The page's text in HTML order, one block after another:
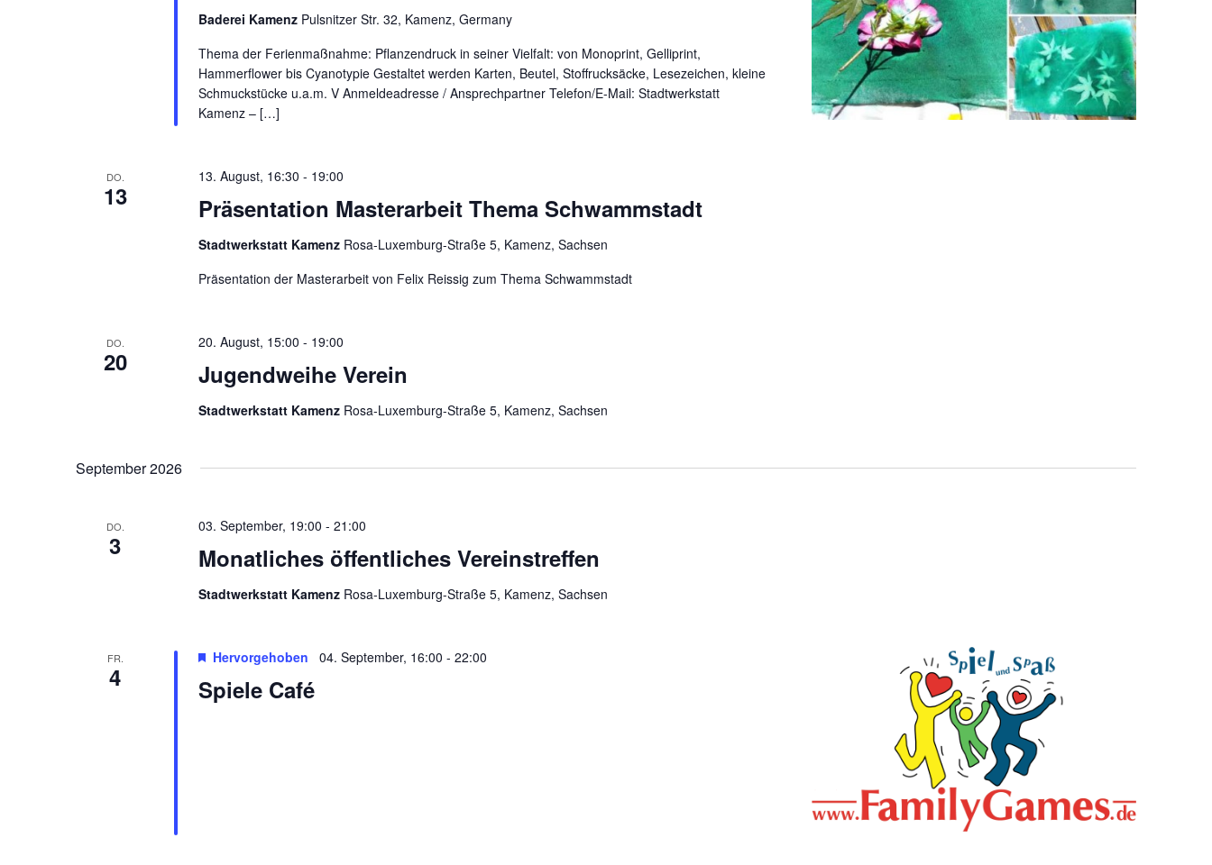
Baderei Kamenz Pulsnitzer Str. 32, Kamenz, Germany
Thema der Ferienmaßnahme: Pflanzendruck in seiner Vielfalt: von Monoprint, Gelliprint,
Hammerflower bis Cyanotypie Gestaltet werden Karten, Beutel, Stoffrucksäcke, Lesezeichen, kleine
Schmuckstücke u.a.m. V Anmeldeadresse / Ansprechpartner Telefon/E-Mail: Stadtwerkstatt
Kamenz – […]
DO.
13 Präsentation Masterarbeit Thema Schwammstadt
13. August, 16:30 - 19:00
Stadtwerkstatt Kamenz Rosa-Luxemburg-Straße 5, Kamenz, Sachsen
Präsentation der Masterarbeit von Felix Reissig zum Thema Schwammstadt
DO.
20 Jugendweihe Verein
20. August, 15:00 - 19:00
Stadtwerkstatt Kamenz Rosa-Luxemburg-Straße 5, Kamenz, Sachsen
September 2026
DO.
3 Monatliches öffentliches Vereinstreffen
03. September, 19:00 - 21:00
Stadtwerkstatt Kamenz Rosa-Luxemburg-Straße 5, Kamenz, Sachsen
FR.
4 Spiele Café
Hervorgehoben 04. September, 16:00 - 22:00